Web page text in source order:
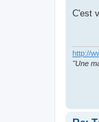
s
C'est
http://
"Une